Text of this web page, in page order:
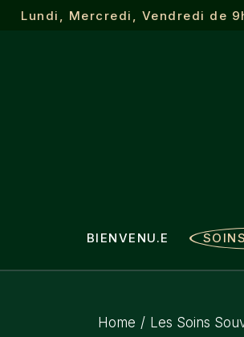
Lundi, Mercredi, Vendredi de
BIENVENU.E
Le
Home Les Soins